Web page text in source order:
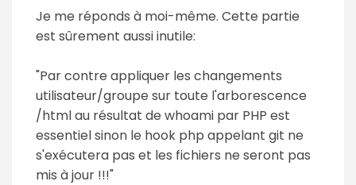
Je me réponds à moi-même. Cette partie
est sûrement aussi inutile:
"Par contre appliquer les changements
utilisateur/groupe sur toute l'arborescence
/html au résultat de whoami par PHP est
essentiel sinon le hook php appelant git ne
s'exécutera pas et les fichiers ne seront pas
mis à jour !!!"